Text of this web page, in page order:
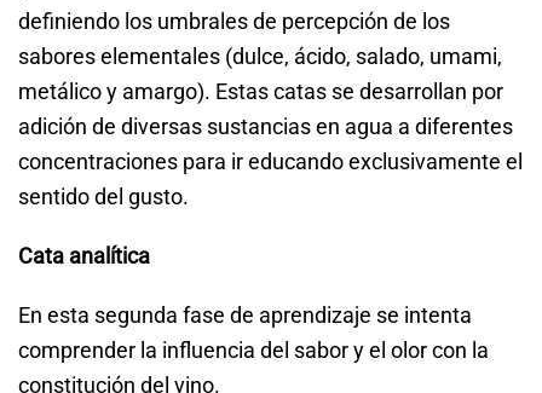
definiendo los umbrales de percepción de los
sabores elementales (dulce, ácido, salado, umami,
metálico y amargo). Estas catas se desarrollan por
adición de diversas sustancias en agua a diferentes
concentraciones para ir educando exclusivamente el
sentido del gusto.
Cata analítica
En esta segunda fase de aprendizaje se intenta
comprender la influencia del sabor y el olor con la
constitución del vino.